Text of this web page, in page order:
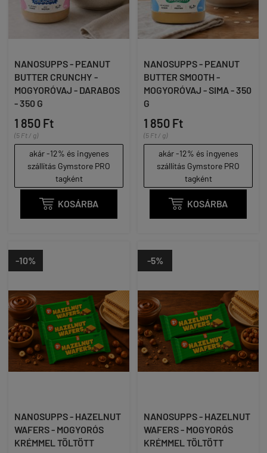
NANOSUPPS - PEANUT
BUTTER CRUNCHY -
MOGYORÓVAJ - DARABOS
- 350 G
1 850 Ft
(5 Ft / g)
akár -12% és ingyenes
szállítás Gymstore PRO
tagként
 KOSÁRBA
NANOSUPPS - PEANUT
BUTTER SMOOTH -
MOGYORÓVAJ - SIMA - 350
G
1 850 Ft
(5 Ft / g)
akár -12% és ingyenes
szállítás Gymstore PRO
tagként
 KOSÁRBA
-10%
NANOSUPPS - HAZELNUT
WAFERS - MOGYORÓS
KRÉMMEL TÖLTÖTT
-5%
NANOSUPPS - HAZELNUT
WAFERS - MOGYORÓS
KRÉMMEL TÖLTÖTT